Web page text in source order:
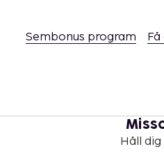
Sembonus program
Håll